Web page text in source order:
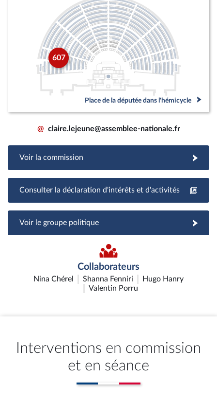
607
Place de la députée dans l'hémicycle
@ claire.lejeune@assemblee-nationale.fr
Voir la commission
Consulter la déclaration d'intérêts et d'activités
Voir le groupe politique
Collaborateurs
Nina Chérel Shanna Fenniri
Hugo Hanry
Valentin Porru
Interventions en commission
et en séance